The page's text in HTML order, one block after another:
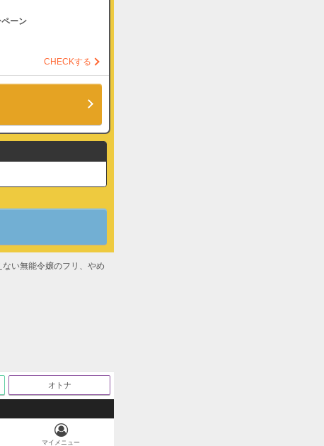
ーン
CHECKする
集！
CHECKする
CHECKする
料キャンペーン
ない無能令嬢のフリ、やめ
オトナ
マイメニュー